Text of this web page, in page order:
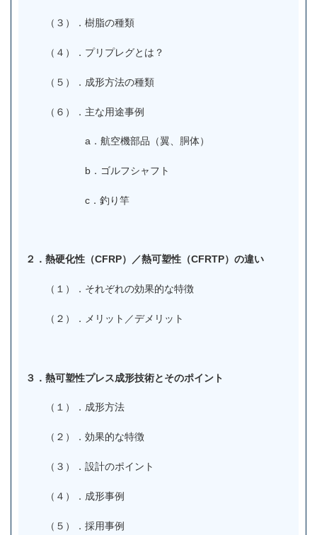
（３）．樹脂の種類
（４）．プリプレグとは？
（５）．成形方法の種類
（６）．主な用途事例
a．航空機部品（翼、胴体）
b．ゴルフシャフト
c．釣り竿
２．熱硬化性（CFRP）／熱可塑性（CFRTP）の違い
（１）．それぞれの効果的な特徴
（２）．メリット／デメリット
３．熱可塑性プレス成形技術とそのポイント
（１）．成形方法
（２）．効果的な特徴
（３）．設計のポイント
（４）．成形事例
（５）．採用事例